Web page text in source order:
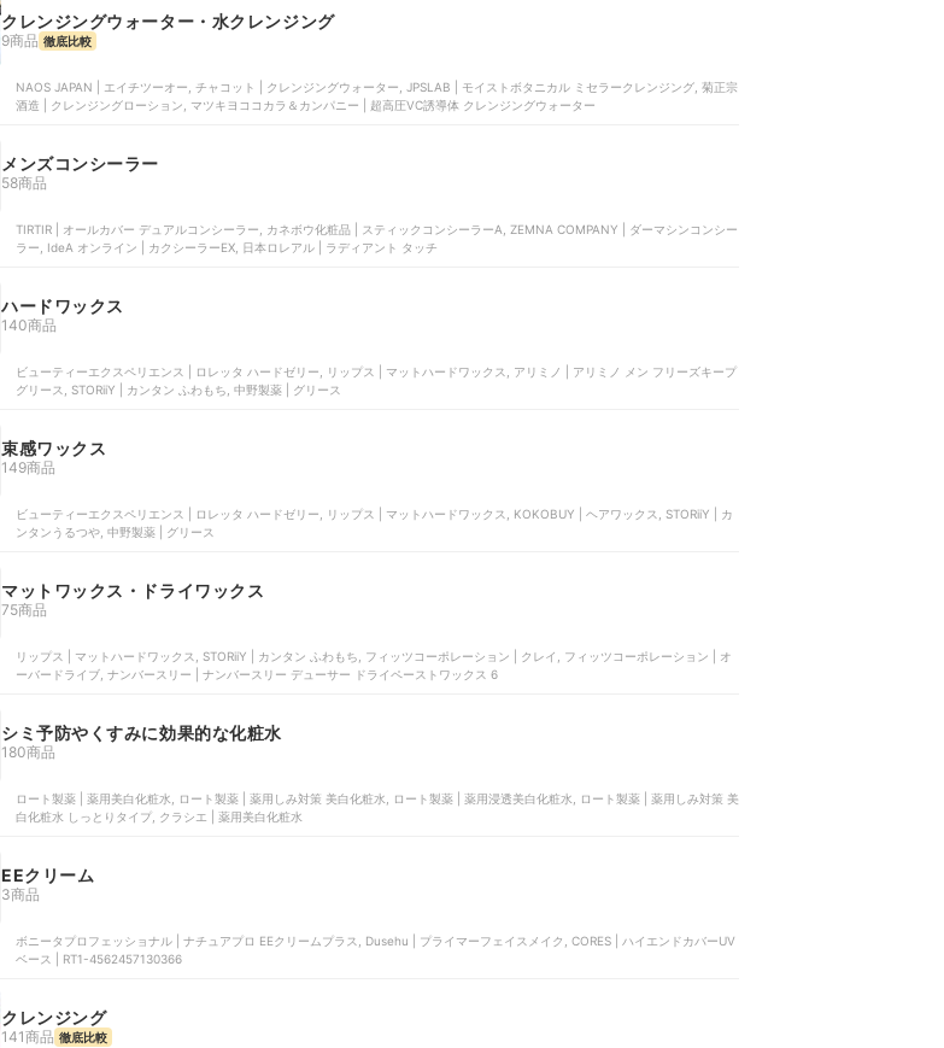
クレンジングウォーター・水クレンジング
9商品 徹底比較
NAOS JAPAN | エイチツーオー, チャコット | クレンジングウォーター, JPSLAB | モイストボタニカル ミセラークレンジング, 菊正宗
酒造 | クレンジングローション, マツキヨココカラ＆カンパニー | 超高圧VC誘導体 クレンジングウォーター
メンズコンシーラー
58商品
TIRTIR | オールカバー デュアルコンシーラー, カネボウ化粧品 | スティックコンシーラーA, ZEMNA COMPANY | ダーマシンコンシー
ラー, IdeA オンライン | カクシーラーEX, 日本ロレアル | ラディアント タッチ
ハードワックス
140商品
ビューティーエクスペリエンス | ロレッタ ハードゼリー, リップス | マットハードワックス, アリミノ | アリミノ メン フリーズキープ
グリース, STORiiY | カンタン ふわもち, 中野製薬 | グリース
束感ワックス
149商品
ビューティーエクスペリエンス | ロレッタ ハードゼリー, リップス | マットハードワックス, KOKOBUY | ヘアワックス, STORiiY | カ
ンタンうるつや, 中野製薬 | グリース
マットワックス・ドライワックス
75商品
リップス | マットハードワックス, STORiiY | カンタン ふわもち, フィッツコーポレーション | クレイ, フィッツコーポレーション | オ
ーバードライブ, ナンバースリー | ナンバースリー デューサー ドライペーストワックス 6
シミ予防やくすみに効果的な化粧水
180商品
ロート製薬 | 薬用美白化粧水, ロート製薬 | 薬用しみ対策 美白化粧水, ロート製薬 | 薬用浸透美白化粧水, ロート製薬 | 薬用しみ対策 美
白化粧水 しっとりタイプ, クラシエ | 薬用美白化粧水
EEクリーム
3商品
ボニータプロフェッショナル | ナチュアプロ EEクリームプラス, Dusehu | プライマーフェイスメイク, CORES | ハイエンドカバーUV
ベース | RT1-4562457130366
クレンジング
141商品 徹底比較